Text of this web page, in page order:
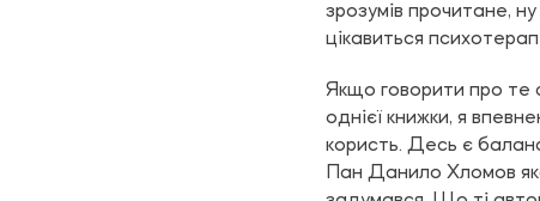
зрозумів прочитане,
цікавиться
Якщо говорити про те
однієї книжки, я
користь. Десь є
Пан Данило Хломов